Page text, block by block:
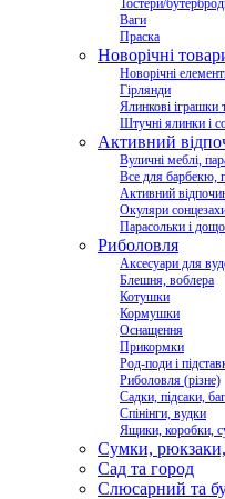
Тостери/
Ваги
Праска
Новорічні
Новорічні
Гірлянди
Ялинкові іграшки
Штучні ялинки і
Активний
Вуличні меблі,
Все для барбекю,
Активний
Окуляри
Парасольки і
Риболовля
Аксесуари для
Блешня, воблера
Котушки
Кормушки
Оснащення
Прикормки
Род-поди і
Риболовля (різне)
Садки, підсаки,
Спінінги, вудки
Ящики, коробки,
Сумки, рюкзаки,
Сад та город
Слюсарний та